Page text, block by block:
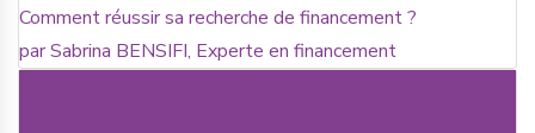
Comment réussir sa recherche de financement ?
par Sabrina BENSIFI, Experte en financement